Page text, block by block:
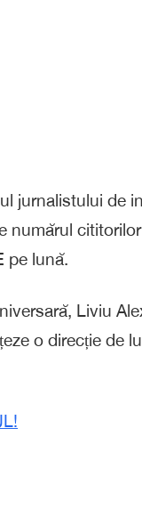
jurnalistului de
numărul
pe lună.
Liviu
o direcție de